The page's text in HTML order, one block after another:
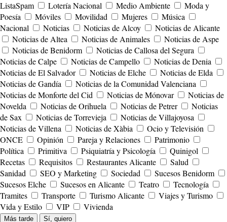
ListaSpam
Lotería Nacional Medio Ambiente
Moda y
Poesía
Móviles Movilidad Mujeres
Música
Nacional
Noticias Noticias de Alcoy
Noticias de Alicante
Noticias de Altea
Noticias de Animales
Noticias de Aspe
Noticias de Benidorm
Noticias de Callosa del Segura
Noticias de Calpe
Noticias de Campello
Noticias de Denia
Noticias de El Salvador
Noticias de Elche
Noticias de Elda
Noticias de Gandía
Noticias de la Comunidad Valenciana
Noticias de Monforte del Cid
Noticias de Mónovar
Noticias de
Novelda
Noticias de Orihuela Noticias de Petrer
Noticias
de Sax
Noticias de Torrevieja
Noticias de Villajoyosa
Noticias de Villena
Noticias de Xàbia
Ocio y Televisión
ONCE
Opinión Pareja y Relaciones
Patrimonio
Política
Primitiva Psiquiatría y Psicología
Quinigol
Recetas
Requisitos Restaurantes Alicante
Salud
Sanidad
SEO y Marketing Sociedad
Sucesos Benidorm
Sucesos Elche
Sucesos en Alicante Teatro
Tecnología
Tramites
Transporte Turismo Alicante
Viajes y Turismo
Vida y Estilo
VIP Vivienda
Más tarde Sí, quiero